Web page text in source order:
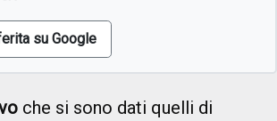
su Google
che si sono dati quelli di